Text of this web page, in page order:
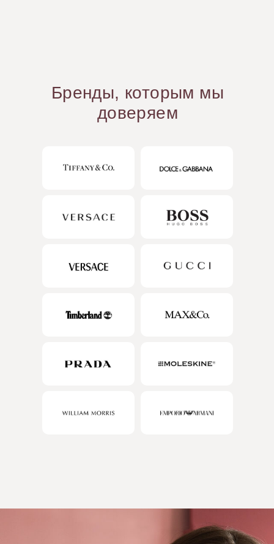
Бренды, которым мы
доверяем